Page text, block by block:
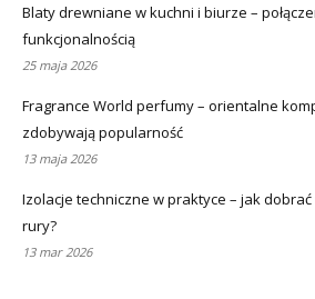
Blaty drewniane w kuchni i biurze –
funkcjonalnością
25 maja 2026
Fragrance World perfumy – orientalne
zdobywają popularność
13 maja 2026
Izolacje techniczne w praktyce – jak
rury?
13 mar 2026